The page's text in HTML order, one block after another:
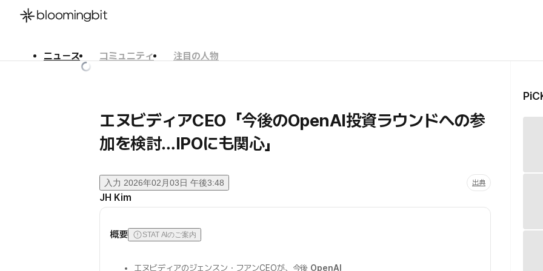
ニュース コミュニティ
注目の人物
エヌビディアCEO「今後のOpenAI投資ラウンドへの参
加を検討…IPOにも関心」
入力 2026年02月03日 午後3:48 出典
JH Kim
概要 STAT AIのご案内
エヌビディアのジェンスン・フアンCEOが、今後 OpenAI